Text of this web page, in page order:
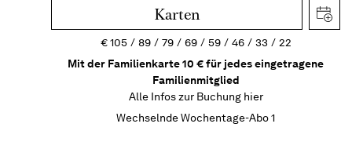
Karten
€105 89 79 69 59 46 33
22
Mit der Familienkarte 10 € für jedes eingetragene
Familienmitglied
Alle Infos zur Buchung hier
Wechselnde Wochentage-Abo 1